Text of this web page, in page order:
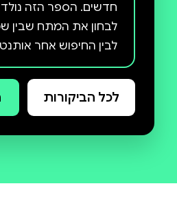
חדשים. הספר הזה נולד
לבחון את המתח שבין
לבין החיפוש אחר
הקטעים בספר נאספו
מעשור של כתיבה יומית
שמרנות ומהפכנות,
לכל הביקורות